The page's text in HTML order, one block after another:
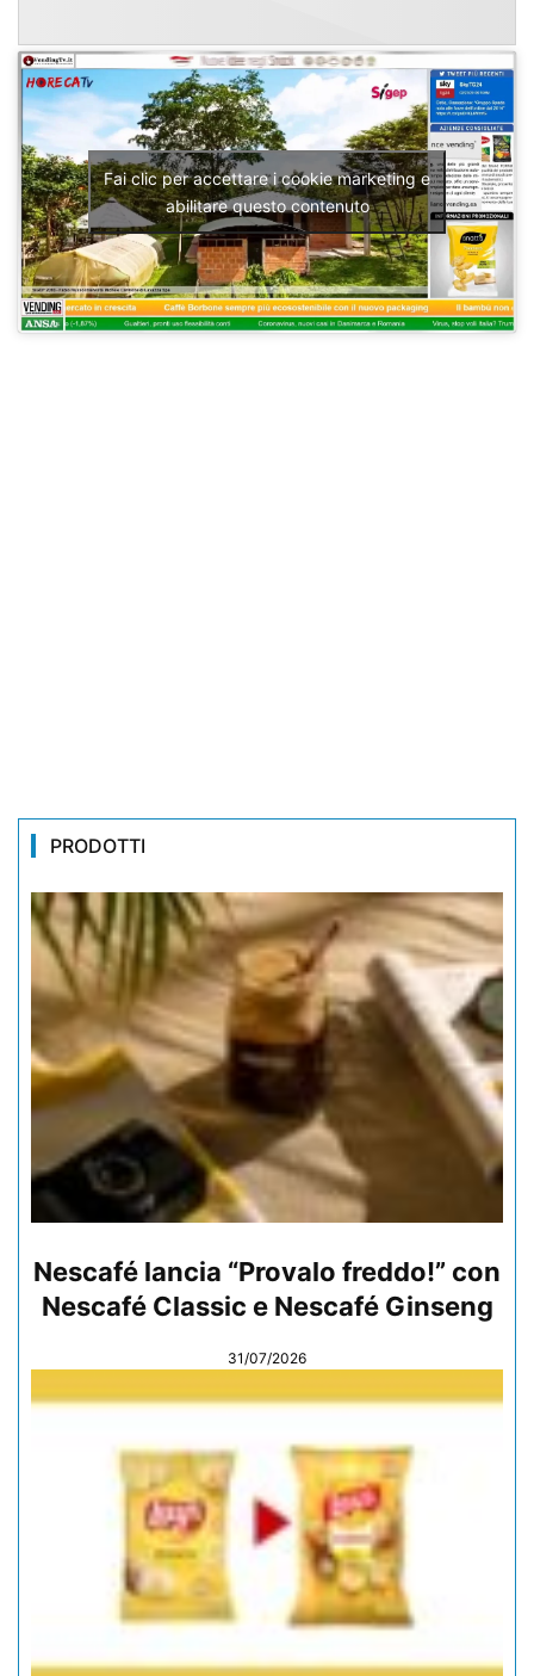
Fai clic per accettare i cookie marketing e
abilitare questo contenuto
PRODOTTI
Nescafé lancia “Provalo freddo!” con
Nescafé Classic e Nescafé Ginseng
31/07/2026